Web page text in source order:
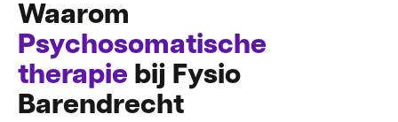
Waarom
Psychosomatische
therapie bij Fysio
Barendrecht